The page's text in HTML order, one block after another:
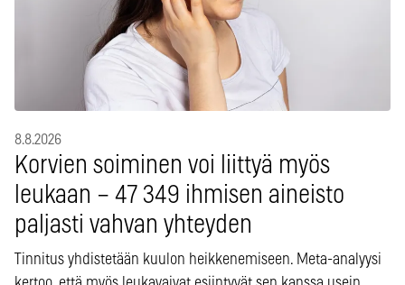
8.8.2026
Korvien soiminen voi liittyä myös
leukaan – 47 349 ihmisen aineisto
paljasti vahvan yhteyden
Tinnitus yhdistetään kuulon heikkenemiseen. Meta-analyysi